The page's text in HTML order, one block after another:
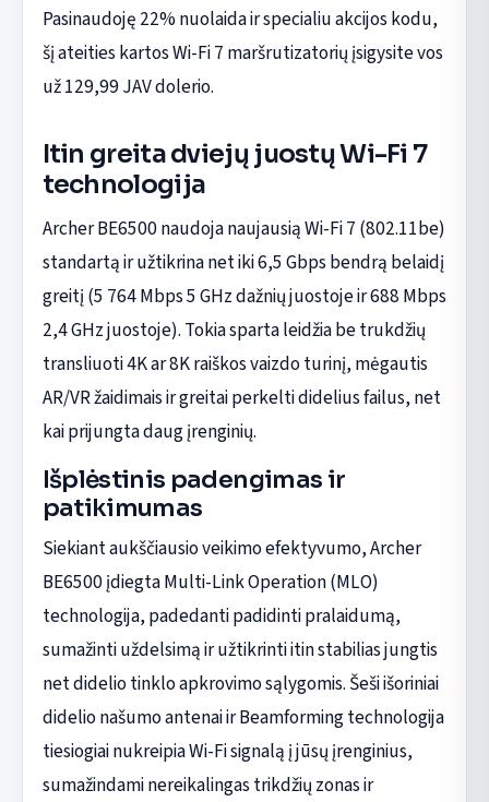
Pasinaudoję 22% nuolaida ir specialiu akcijos kodu,
šį ateities kartos Wi-Fi 7 maršrutizatorių įsigysite vos
už 129,99 JAV dolerio.
Itin greita dviejų juostų Wi-Fi 7
technologija
Archer BE6500 naudoja naujausią Wi-Fi 7 (802.11be)
standartą ir užtikrina net iki 6,5 Gbps bendrą belaidį
greitį (5 764 Mbps 5 GHz dažnių juostoje ir 688 Mbps
2,4 GHz juostoje). Tokia sparta leidžia be trukdžių
transliuoti 4K ar 8K raiškos vaizdo turinį, mėgautis
AR/VR žaidimais ir greitai perkelti didelius failus, net
kai prijungta daug įrenginių.
Išplėstinis padengimas ir
patikimumas
Siekiant aukščiausio veikimo efektyvumo, Archer
BE6500 įdiegta Multi-Link Operation (MLO)
technologija, padedanti padidinti pralaidumą,
sumažinti uždelsimą ir užtikrinti itin stabilias jungtis
net didelio tinklo apkrovimo sąlygomis. Šeši išoriniai
didelio našumo antenai ir Beamforming technologija
tiesiogiai nukreipia Wi-Fi signalą į jūsų įrenginius,
sumažindami nereikalingas trikdžių zonas ir